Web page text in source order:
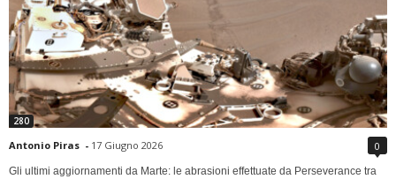
280
Antonio Piras - 17 Giugno 2026 0
Gli ultimi aggiornamenti da Marte: le abrasioni effettuate da Perseverance tra